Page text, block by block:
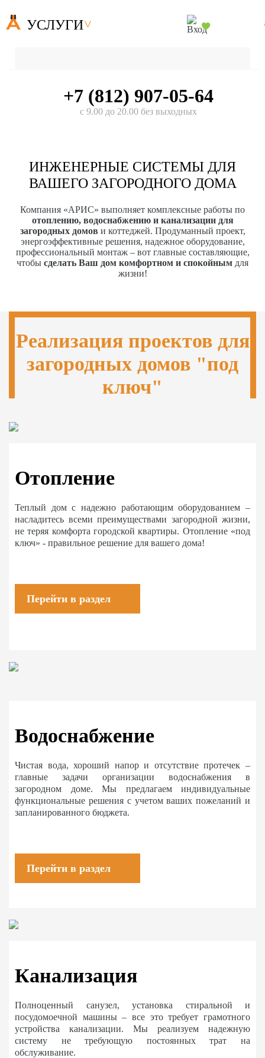
УСЛУГИ
+7 (812) 907-05-64
с 9.00 до 20.00 без выходных
ИНЖЕНЕРНЫЕ СИСТЕМЫ ДЛЯ
ВАШЕГО ЗАГОРОДНОГО ДОМА
Компания «АРИС» выполняет комплексные работы по
отоплению, водоснабжению и канализации для
загородных домов и коттеджей. Продуманный проект,
энергоэффективные решения, надежное оборудование,
профессиональный монтаж – вот главные составляющие,
чтобы сделать Ваш дом комфортном и спокойным для
жизни!
Реализация проектов для
загородных домов "под
ключ"
Отопление
Теплый дом с надежно работающим оборудованием –
насладитесь всеми преимуществами загородной жизни,
не теряя комфорта городской квартиры. Отопление «под
ключ» - правильное решение для вашего дома!
Перейти в раздел
Водоснабжение
Чистая вода, хороший напор и отсутствие протечек –
главные задачи организации водоснабжения в
загородном доме. Мы предлагаем индивидуальные
функциональные решения с учетом ваших пожеланий и
запланированного бюджета.
Перейти в раздел
Канализация
Полноценный санузел, установка стиральной и
посудомоечной машины – все это требует грамотного
устройства канализации. Мы реализуем надежную
систему не требующую постоянных трат на
обслуживание.